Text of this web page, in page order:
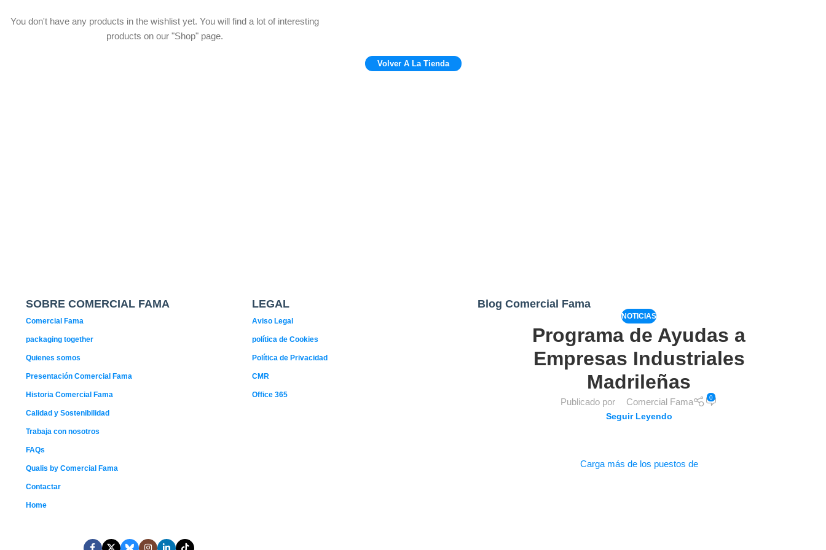
You don't have any products in the wishlist yet. You will find a lot of interesting
products on our "Shop" page.
Volver A La Tienda
SOBRE COMERCIAL FAMA
Comercial Fama
packaging together
Quienes somos
Presentación Comercial Fama
Historia Comercial Fama
Calidad y Sostenibilidad
Trabaja con nosotros
FAQs
Qualis by Comercial Fama
Contactar
Home
LEGAL
Aviso Legal
política de Cookies
Política de Privacidad
CMR
Office 365
Blog Comercial Fama
NOTICIAS
Programa de Ayudas a
Empresas Industriales
Madrileñas
Publicado por Comercial Fama 0
Seguir Leyendo
Carga más de los puestos de